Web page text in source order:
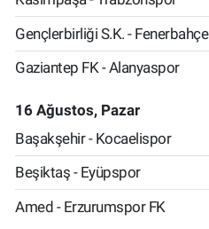
Gençlerbirliği S.K. - Fenerbahçe
Gaziantep FK - Alanyaspor
16 Ağustos, Pazar
Başakşehir - Kocaelispor
Beşiktaş - Eyüpspor
Amed - Erzurumspor FK